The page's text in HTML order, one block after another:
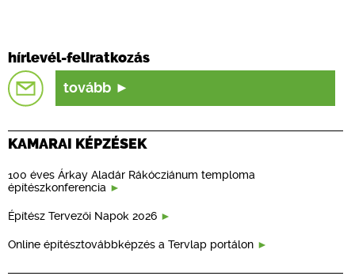
hírlevél-feliratkozás
tovább
KAMARAI KÉPZÉSEK
100 éves Árkay Aladár Rákócziánum temploma
építészkonferencia
Építész Tervezői Napok 2026
Online építésztovábbképzés a Tervlap portálon